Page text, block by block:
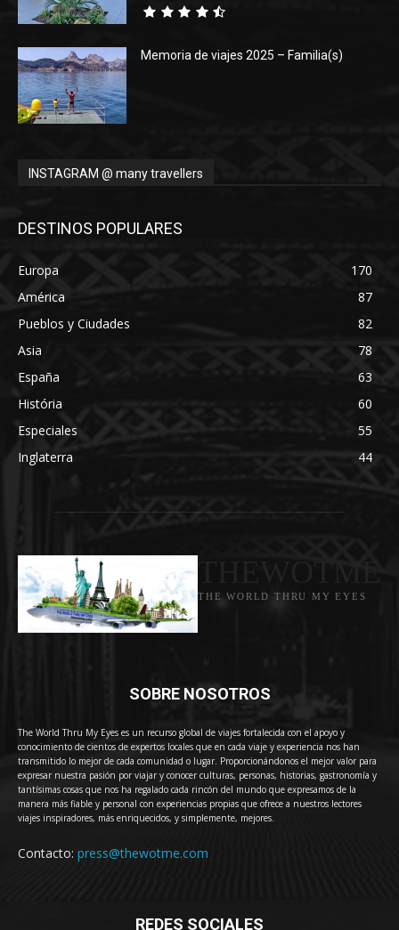
Memoria de viajes 2025 – Familia(s)
INSTAGRAM @ many travellers
DESTINOS POPULARES
Europa
170
América
87
Pueblos y Ciudades
82
Asia
78
España
63
História
60
Especiales
55
Inglaterra
44
THE WORLD THRU MY EYES
SOBRE NOSOTROS
The World Thru My Eyes es un recurso global de viajes fortalecida con el apoyo y
conocimiento de cientos de expertos locales que en cada viaje y experiencia nos han
transmitido lo mejor de cada comunidad o lugar. Proporcionándonos el mejor valor para
expresar nuestra pasión por viajar y conocer culturas, personas, historias, gastronomía y
tantísimas cosas que nos ha regalado cada rincón del mundo que expresamos de la
manera más fiable y personal con experiencias propias que ofrece a nuestros lectores
viajes inspiradores, más enriquecidos, y simplemente, mejores.
Contacto: press@thewotme.com
REDES SOCIALES